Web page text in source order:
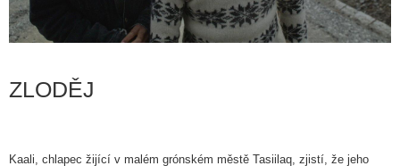
ZLODĚJ
Kaali, chlapec žijící v malém grónském městě Tasiilaq, zjistí, že jeho